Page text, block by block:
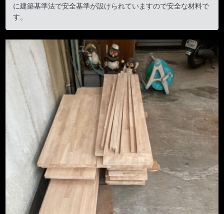
に建築基準法で安全基準が設けられていますので安全な材料で
す。